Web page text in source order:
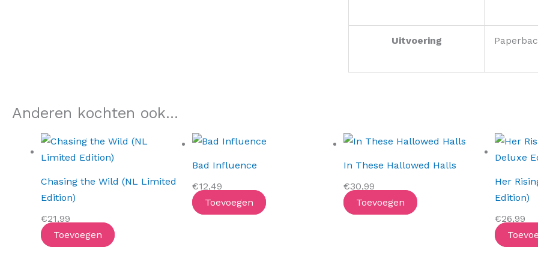
Uitvoering
Anderen kochten ook...
Chasing the Wild (NL Limited
Edition)
€21,99
Toevoegen
Bad Influence
€12,49
Toevoegen
In These Hallowed Halls
€30,99
Toevoegen
Her
Edition)
€26,99